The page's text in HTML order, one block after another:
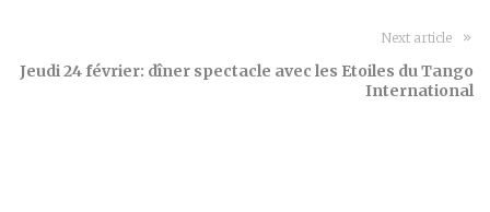
Next article
Jeudi 24 février: dîner spectacle avec les Etoiles du Tango
International